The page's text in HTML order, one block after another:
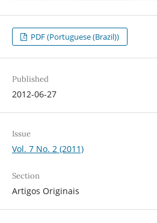
PDF (Portuguese (Brazil))
Published
2012-06-27
Issue
Vol. 7 No. 2 (2011)
Section
Artigos Originais